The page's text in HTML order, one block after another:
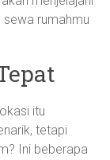
rumahmu
itu
tetapi
Ini beberapa